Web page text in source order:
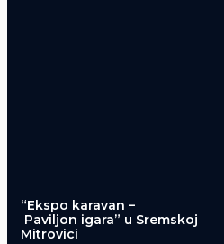
“Ekspo karavan –
Paviljon igara” u Sremskoj
Mitrovici